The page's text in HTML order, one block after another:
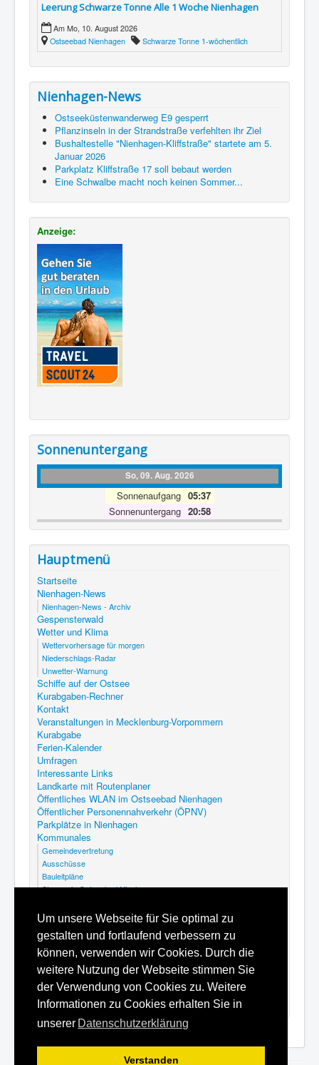
Um unsere Webseite für Sie optimal zu
gestalten und fortlaufend verbessern zu
können, verwenden wir Cookies. Durch die
weitere Nutzung der Webseite stimmen Sie
der Verwendung von Cookies zu. Weitere
Informationen zu Cookies erhalten Sie in
unserer Datenschutzerklärung
Verstanden
Leerung Schwarze Tonne Alle 1 Woche Nienhagen
Am Mo, 10. August 2026
Ostseebad Nienhagen
Schwarze Tonne 1-wöchentlich
Nienhagen-News
Ostseeküstenwanderweg E9 gesperrt
Pflanzinseln in der Strandstraße verfehlten ihr Ziel
Bushaltestelle "Nienhagen-Kliffstraße" startete am 5.
Januar 2026
Parkplatz Kliffstraße 17 soll bebaut werden
Eine Schwalbe macht noch keinen Sommer...
Anzeige:
Sonnenuntergang
So, 09. Aug. 2026
Sonnenaufgang 05:37
Sonnenuntergang 20:58
Hauptmenü
Startseite
Nienhagen-News
Nienhagen-News - Archiv
Gespensterwald
Wetter und Klima
Wettervorhersage für morgen
Niederschlags-Radar
Unwetter-Warnung
Schiffe auf der Ostsee
Kurabgaben-Rechner
Kontakt
Veranstaltungen in Mecklenburg-Vorpommern
Kurabgabe
Ferien-Kalender
Umfragen
Interessante Links
Landkarte mit Routenplaner
Öffentliches WLAN im Ostseebad Nienhagen
Öffentlicher Personennahverkehr (ÖPNV)
Parkplätze in Nienhagen
Kommunales
Gemeindevertretung
Ausschüsse
Bauleitpläne
Steuern in Ostseebad Nienhagen
GEK Nienhagen
Satzungen
Hilfe
Datenschutzerklärung
Impressum